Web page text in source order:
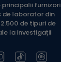
furnizori
de laborator din
de tipuri de
la investigații